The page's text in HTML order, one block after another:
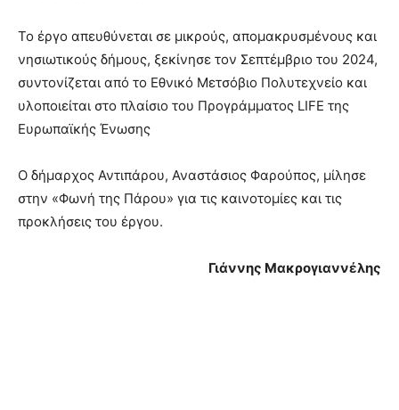
Το έργο απευθύνεται σε μικρούς, απομακρυσμένους και
νησιωτικούς δήμους, ξεκίνησε τον Σεπτέμβριο του 2024,
συντονίζεται από το Εθνικό Μετσόβιο Πολυτεχνείο και
υλοποιείται στο πλαίσιο του Προγράμματος LIFE της
Ευρωπαϊκής Ένωσης
O δήμαρχος Αντιπάρου, Αναστάσιος Φαρούπος, μίλησε
στην «Φωνή της Πάρου» για τις καινοτομίες και τις
προκλήσεις του έργου.
Γιάννης Μακρογιαννέλης